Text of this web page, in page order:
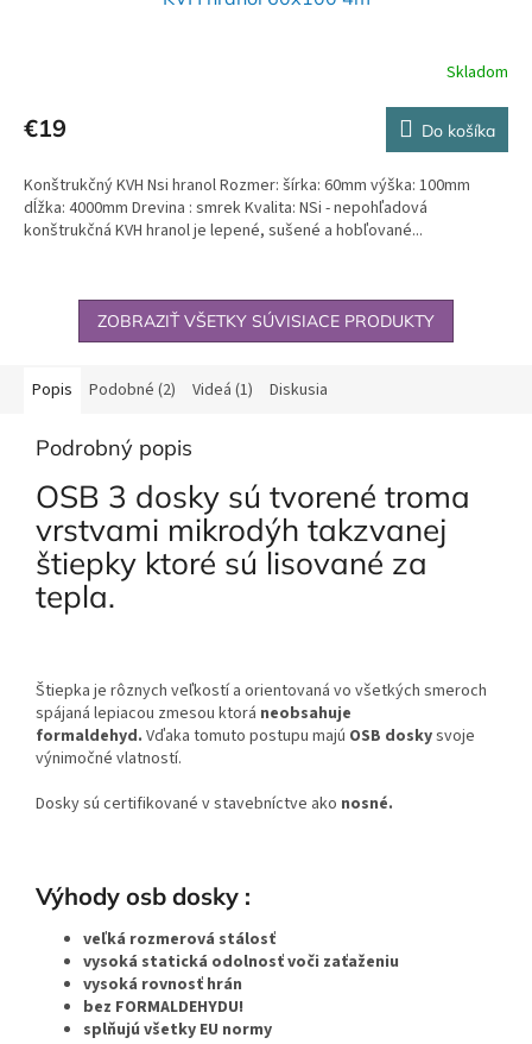
Skladom
€19 Do košíka
Konštrukčný KVH Nsi hranol Rozmer: šírka: 60mm výška: 100mm
dĺžka: 4000mm Drevina : smrek Kvalita: NSi - nepohľadová
konštrukčná KVH hranol je lepené, sušené a hobľované...
ZOBRAZIŤ VŠETKY SÚVISIACE PRODUKTY
Popis Podobné (2) Videá (1) Diskusia
Podrobný popis
OSB 3 dosky sú tvorené troma
vrstvami mikrodýh takzvanej
štiepky ktoré sú lisované za
tepla.
Štiepka je rôznych veľkostí a orientovaná vo všetkých smeroch
spájaná lepiacou zmesou ktorá neobsahuje
formaldehyd. Vďaka tomuto postupu majú OSB doskysvoje
výnimočné vlatností.
Dosky sú certifikované v stavebníctve ako nosné.
Výhody osb dosky :
veľká rozmerová stálosť
vysoká statická odolnosť voči zaťaženiu
vysoká rovnosť hrán
bez FORMALDEHYDU!
splňujú všetky EU normy